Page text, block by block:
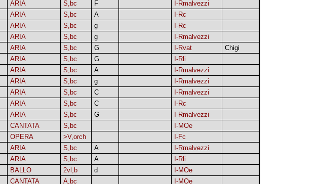
ARIA S,bc F
I-Rmalvezzi
ARIA S,bc A
I-Rc
ARIA S,bc g
I-Rc
ARIA S,bc g
I-Rmalvezzi
ARIA S,bc G I-Rvat
Chigi
ARIA S,bc G
I-Rli
ARIA S,bc A
I-Rmalvezzi
ARIA S,bc g
I-Rmalvezzi
ARIA S,bc C
I-Rmalvezzi
ARIA S,bc C
I-Rc
ARIA S,bc G
I-Rmalvezzi
CANTATA S,bc
I-MOe
OPERA >V,orch
I-Fc
ARIA S,bc A
I-Rmalvezzi
ARIA S,bc A
I-Rli
BALLO 2vl,b d
I-MOe
CANTATA A,bc
I-MOe